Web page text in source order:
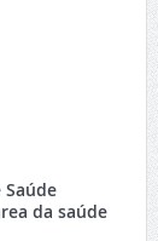
Saúde
da saúde